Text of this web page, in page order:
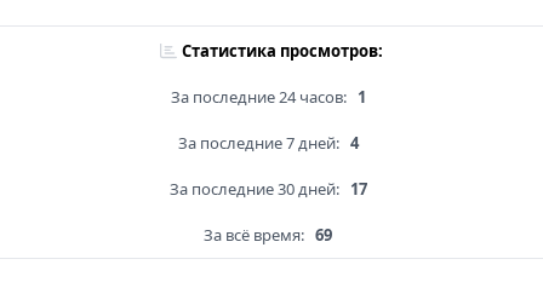
Статистика просмотров:
За последние 24 часов: 1
За последние 7 дней: 4
За последние 30 дней: 17
За всё время: 69